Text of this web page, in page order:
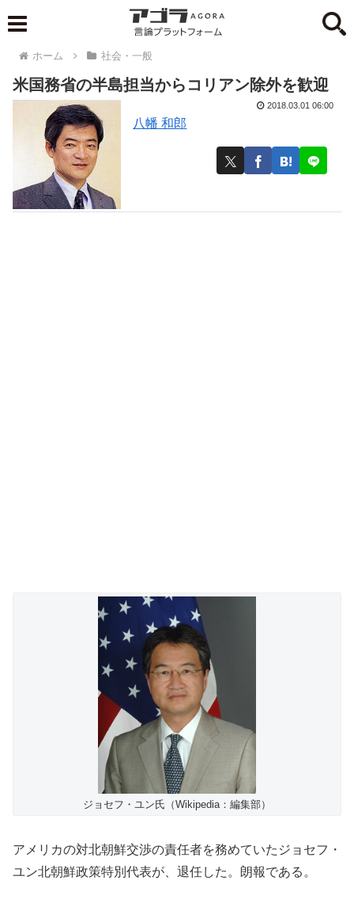
ホーム 社会・一般
米国務省の半島担当からコリアン除外を歓迎
八幡 和郎
2018.03.01 06:00
ジョセフ・ユン氏（Wikipedia：編集部）
アメリカの対北朝鮮交渉の責任者を務めていたジョセフ・
ユン北朝鮮政策特別代表が、退任した。朗報である。